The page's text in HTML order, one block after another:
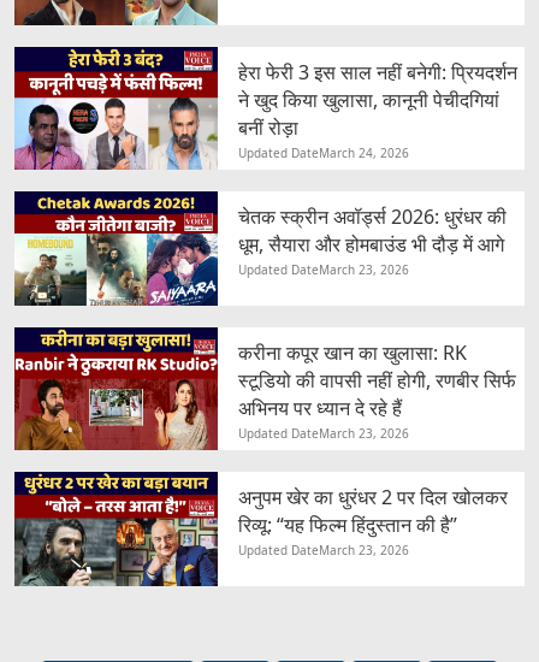
हेरा फेरी 3 इस साल नहीं बनेगी: प्रियदर्शन
ने खुद किया खुलासा, कानूनी पेचीदगियां
बनीं रोड़ा
Updated DateMarch 24, 2026
चेतक स्क्रीन अवॉर्ड्स 2026: धुरंधर की
धूम, सैयारा और होमबाउंड भी दौड़ में आगे
Updated DateMarch 23, 2026
करीना कपूर खान का खुलासा: RK
स्टूडियो की वापसी नहीं होगी, रणबीर सिर्फ
अभिनय पर ध्यान दे रहे हैं
Updated DateMarch 23, 2026
अनुपम खेर का धुरंधर 2 पर दिल खोलकर
रिव्यू: “यह फिल्म हिंदुस्तान की है”
Updated DateMarch 23, 2026